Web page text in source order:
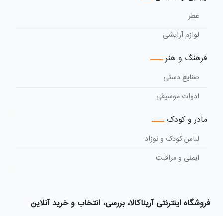
فروشگاه اینترنتی آریناکالا، بررسی، انتخاب و خرید آنلاین
عطر
لوازم آرایشی
فرهنگ و هنر
صنایع دستی
ادوات موسیقی
مادر و کودک
لباس کودک و نوزاد
ایمنی و مراقبت